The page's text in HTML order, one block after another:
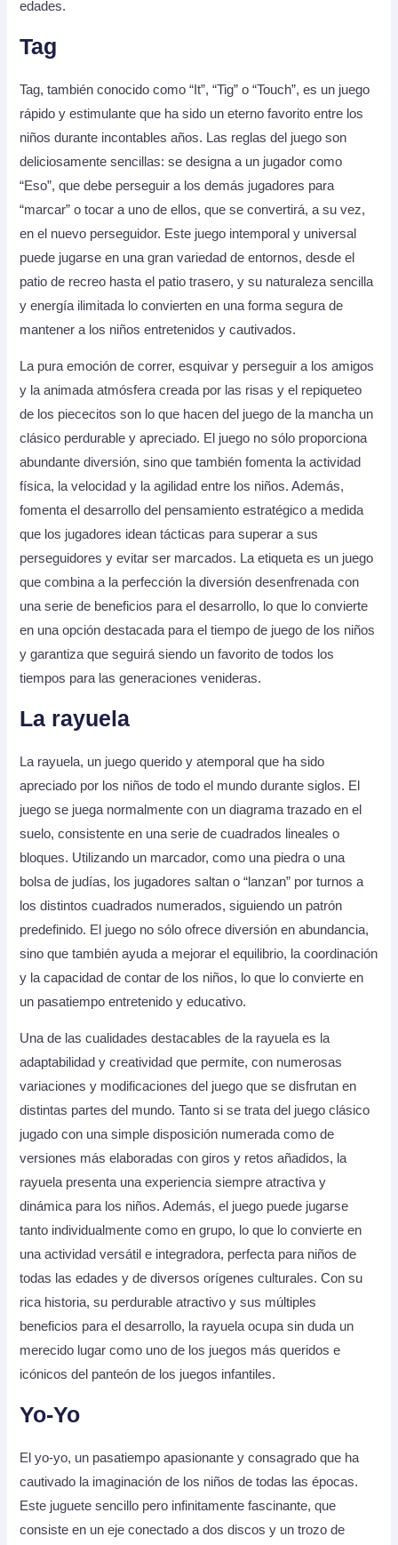
edades.
Tag
Tag, también conocido como “It”, “Tig” o “Touch”, es un juego
rápido y estimulante que ha sido un eterno favorito entre los
niños durante incontables años. Las reglas del juego son
deliciosamente sencillas: se designa a un jugador como
“Eso”, que debe perseguir a los demás jugadores para
“marcar” o tocar a uno de ellos, que se convertirá, a su vez,
en el nuevo perseguidor. Este juego intemporal y universal
puede jugarse en una gran variedad de entornos, desde el
patio de recreo hasta el patio trasero, y su naturaleza sencilla
y energía ilimitada lo convierten en una forma segura de
mantener a los niños entretenidos y cautivados.
La pura emoción de correr, esquivar y perseguir a los amigos
y la animada atmósfera creada por las risas y el repiqueteo
de los piececitos son lo que hacen del juego de la mancha un
clásico perdurable y apreciado. El juego no sólo proporciona
abundante diversión, sino que también fomenta la actividad
física, la velocidad y la agilidad entre los niños. Además,
fomenta el desarrollo del pensamiento estratégico a medida
que los jugadores idean tácticas para superar a sus
perseguidores y evitar ser marcados. La etiqueta es un juego
que combina a la perfección la diversión desenfrenada con
una serie de beneficios para el desarrollo, lo que lo convierte
en una opción destacada para el tiempo de juego de los niños
y garantiza que seguirá siendo un favorito de todos los
tiempos para las generaciones venideras.
La rayuela
La rayuela, un juego querido y atemporal que ha sido
apreciado por los niños de todo el mundo durante siglos. El
juego se juega normalmente con un diagrama trazado en el
suelo, consistente en una serie de cuadrados lineales o
bloques. Utilizando un marcador, como una piedra o una
bolsa de judías, los jugadores saltan o “lanzan” por turnos a
los distintos cuadrados numerados, siguiendo un patrón
predefinido. El juego no sólo ofrece diversión en abundancia,
sino que también ayuda a mejorar el equilibrio, la coordinación
y la capacidad de contar de los niños, lo que lo convierte en
un pasatiempo entretenido y educativo.
Una de las cualidades destacables de la rayuela es la
adaptabilidad y creatividad que permite, con numerosas
variaciones y modificaciones del juego que se disfrutan en
distintas partes del mundo. Tanto si se trata del juego clásico
jugado con una simple disposición numerada como de
versiones más elaboradas con giros y retos añadidos, la
rayuela presenta una experiencia siempre atractiva y
dinámica para los niños. Además, el juego puede jugarse
tanto individualmente como en grupo, lo que lo convierte en
una actividad versátil e integradora, perfecta para niños de
todas las edades y de diversos orígenes culturales. Con su
rica historia, su perdurable atractivo y sus múltiples
beneficios para el desarrollo, la rayuela ocupa sin duda un
merecido lugar como uno de los juegos más queridos e
icónicos del panteón de los juegos infantiles.
Yo-Yo
El yo-yo, un pasatiempo apasionante y consagrado que ha
cautivado la imaginación de los niños de todas las épocas.
Este juguete sencillo pero infinitamente fascinante, que
consiste en un eje conectado a dos discos y un trozo de